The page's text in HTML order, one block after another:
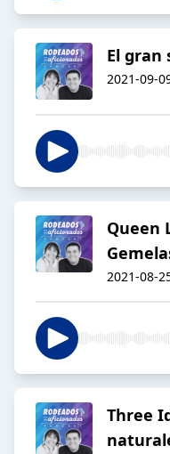
El gran
2021-09-
Queen
2021-08-
Three